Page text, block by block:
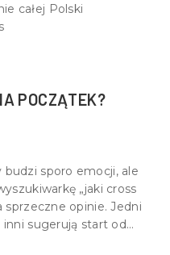
całej Polski
POCZĄTEK?
sporo emocji, ale
„jaki cross
sprzeczne opinie. Jedni
sugerują start od